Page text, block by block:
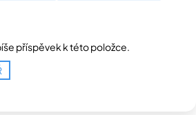
příspěvek k této položce.